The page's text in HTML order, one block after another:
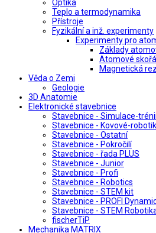
Optika
Teplo a termodynamika
Přístroje
Fyzikální a inž. experimenty
Experimenty pro
Základy
Atomové
Magnetická
Věda o Zemi
Geologie
3D Anatomie
Elektronické stavebnice
Stavebnice - Simulace-
Stavebnice - Kovové-
Stavebnice - Ostatní
Stavebnice - Pokročilí
Stavebnice - řada PLUS
Stavebnice - Junior
Stavebnice - Profi
Stavebnice - Robotics
Stavebnice - STEM kit
Stavebnice - PROFI
Stavebnice - STEM
fischerTiP
Mechanika MATRIX